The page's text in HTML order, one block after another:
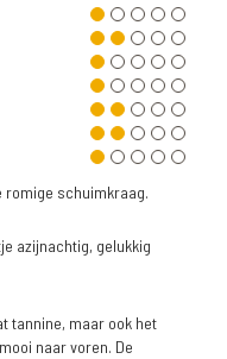
romige schuimkraag.
azijnachtig, gelukkig
tannine, maar ook het
naar voren. De